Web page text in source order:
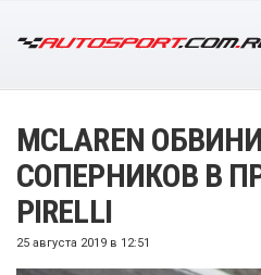
MCLAREN
СОПЕРНИКОВ В
PIRELLI
25 августа 2019 в 12:51